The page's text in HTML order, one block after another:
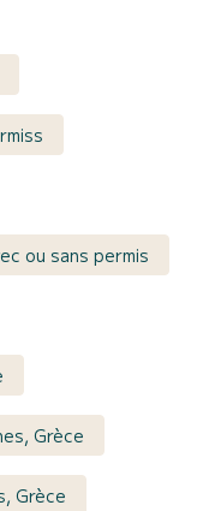
ou sans permis
Grèce
Grèce